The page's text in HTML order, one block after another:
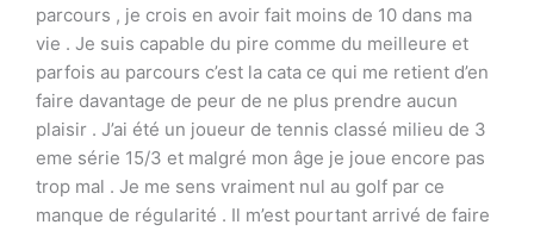
parcours , je crois en avoir fait moins de 10 dans ma
vie . Je suis capable du pire comme du meilleure et
parfois au parcours c’est la cata ce qui me retient d’en
faire davantage de peur de ne plus prendre aucun
plaisir . J’ai été un joueur de tennis classé milieu de 3
eme série 15/3 et malgré mon âge je joue encore pas
trop mal . Je me sens vraiment nul au golf par ce
manque de régularité . Il m’est pourtant arrivé de faire